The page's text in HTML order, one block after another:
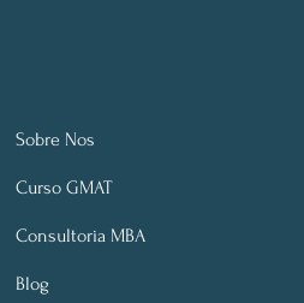
Sobre Nos
Curso GMAT
Consultoria MBA
Blog